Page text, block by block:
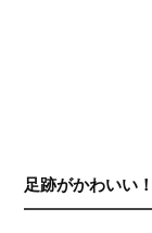
足跡がかわいい